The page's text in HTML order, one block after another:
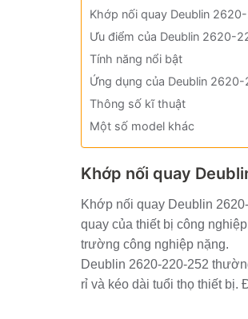
Khớp nối quay Deublin
Ưu điểm của Deublin 2620-
Tính năng nổi bật
Ứng dụng của Deublin
Thông số kĩ thuật
Một số model khác
Khớp nối quay
Khớp nối quay Deublin
quay của thiết bị công
trường công nghiệp nặng.
Deublin 2620-220-252
rỉ và kéo dài tuổi thọ thiết bị.